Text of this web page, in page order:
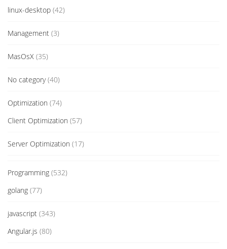
linux-desktop (42)
Management (3)
MasOsX (35)
No category(40)
Optimization (74)
Client Optimization (57)
Server Optimization (17)
Programming (532)
golang (77)
javascript (343)
Angular.js (80)